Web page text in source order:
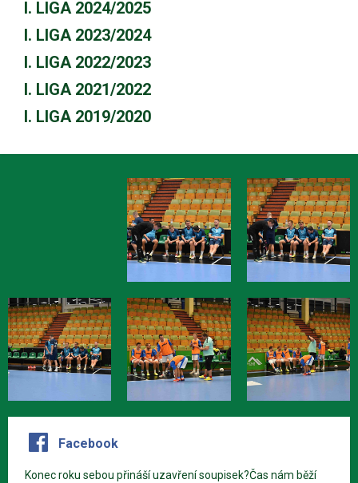
I. LIGA 2024/2025
I. LIGA 2023/2024
I. LIGA 2022/2023
I. LIGA 2021/2022
I. LIGA 2019/2020
Facebook
Konec roku sebou přináší uzavření soupisek?Čas nám běží